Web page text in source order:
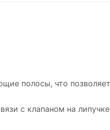
полосы, что
с клапаном на липучке